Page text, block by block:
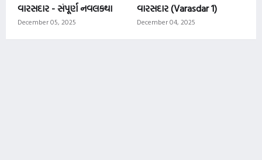
વારસદાર - સંપૂર્ણ નવલકથા
December 05, 2025
વારસદાર (Varasdar 1)
December 04, 2025